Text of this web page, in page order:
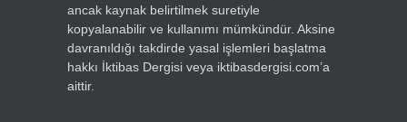
ancak kaynak belirtilmek suretiyle
kopyalanabilir ve kullanımı mümkündür. Aksine
davranıldığı takdirde yasal işlemleri başlatma
hakkı İktibas Dergisi veya iktibasdergisi.com’a
aittir.